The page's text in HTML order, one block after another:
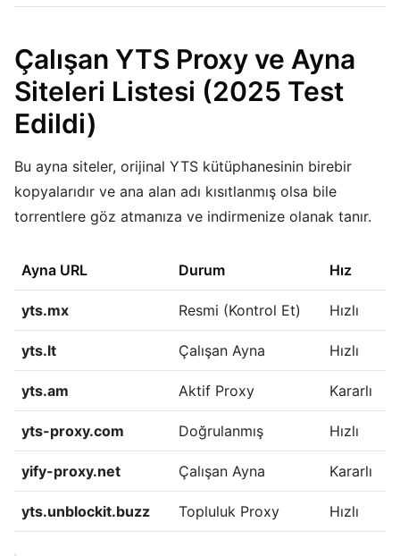
Çalışan YTS Proxy ve Ayna
Siteleri Listesi (2025 Test
Edildi)
Bu ayna siteler, orijinal YTS kütüphanesinin birebir
kopyalarıdır ve ana alan adı kısıtlanmış olsa bile
torrentlere göz atmanıza ve indirmenize olanak tanır.
Ayna URL Durum Hız
yts.mx Resmi (Kontrol Et) Hızlı
yts.lt Çalışan Ayna Hızlı
yts.am Aktif Proxy Kararlı
yts-proxy.com Doğrulanmış Hızlı
yify-proxy.net Çalışan Ayna Kararlı
yts.unblockit.buzz Topluluk Proxy Hızlı